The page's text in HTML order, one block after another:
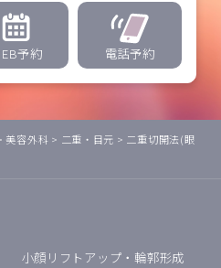
予約 電話予約
美容外科 > 二重・目元 > 二重切開法(眼
小顔リフトアップ・輪郭形成